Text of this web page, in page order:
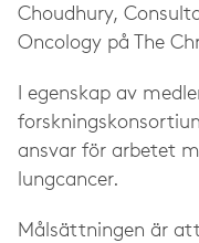
Choudhury,
Oncology på The
I egenskap av
ansvar för arbetet
lungcancer.
Målsättningen är